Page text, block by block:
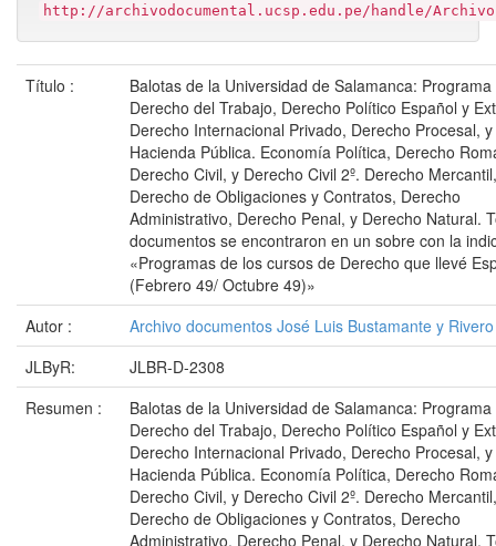
http://archivodocumental.ucsp.edu.pe/handle/
Título :
Balotas de la Universidad de Salamanca: Programa
Derecho del Trabajo, Derecho Político Español y
Derecho Internacional Privado, Derecho Procesal, y
Hacienda Pública. Economía Política, Derecho
Derecho Civil, y Derecho Civil 2º. Derecho Mercantil,
Derecho de Obligaciones y Contratos, Derecho
Administrativo, Derecho Penal, y Derecho Natural.
documentos se encontraron en un sobre con la
«Programas de los cursos de Derecho que llevé
(Febrero 49/ Octubre 49)»
Autor :
Archivo documentos José Luis Bustamante y Rivero
JLByR:
JLBR-D-2308
Resumen :
Balotas de la Universidad de Salamanca: Programa
Derecho del Trabajo, Derecho Político Español y
Derecho Internacional Privado, Derecho Procesal, y
Hacienda Pública. Economía Política, Derecho
Derecho Civil, y Derecho Civil 2º. Derecho Mercantil,
Derecho de Obligaciones y Contratos, Derecho
Administrativo, Derecho Penal, y Derecho Natural.